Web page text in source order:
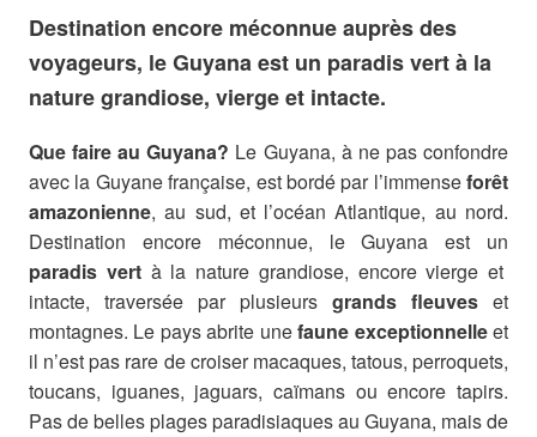
Destination encore méconnue auprès des
voyageurs, le Guyana est un paradis vert à la
nature grandiose, vierge et intacte.
Que faire au Guyana? Le Guyana, à ne pas confondre
avec la Guyane française, est bordé par l’immenseforêt
amazonienne, au sud, et l’océan Atlantique, au nord.
Destination encore méconnue, le Guyana est un
paradis vertà la nature grandiose, encore vierge et
intacte, traversée par plusieurs grands fleuves et
montagnes. Le pays abrite unefaune exceptionnelleet
il n’est pas rare de croiser macaques, tatous, perroquets,
toucans, iguanes, jaguars, caïmans ou encore tapirs.
Pas de belles plages paradisiaques au Guyana, mais de